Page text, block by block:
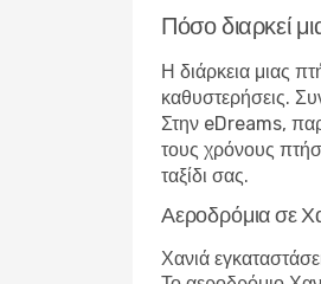
Πόσο διαρκεί
Η διάρκεια μιας
καθυστερήσεις.
Στην eDreams,
τους χρόνους
ταξίδι σας.
Αεροδρόμια σε
Χανιά